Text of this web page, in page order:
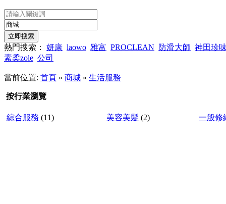
熱門搜索： 妍康 laowo 雅富 PROCLEAN 防滑大師 神田珍
素柔zole 公司
當前位置: 首頁 » 商城 » 生活服務
按行業瀏覽
綜合服務 (11) 美容美髮 (2) 一般修